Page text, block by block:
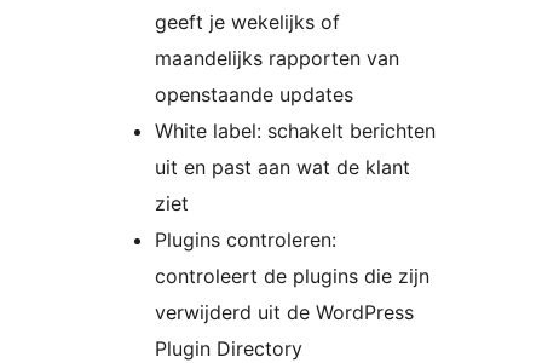
geeft je wekelijks of
maandelijks rapporten van
openstaande updates
White label: schakelt berichten
uit en past aan wat de klant
ziet
Plugins controleren:
controleert de plugins die zijn
verwijderd uit de WordPress
Plugin Directory